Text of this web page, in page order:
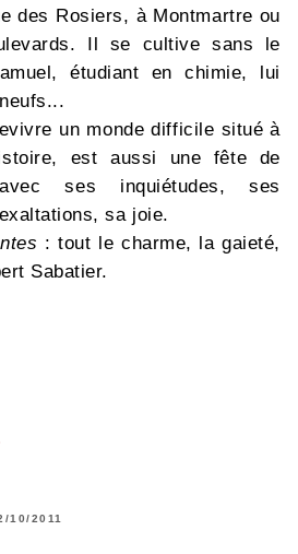
des Rosiers, à Montmartre ou
Il se cultive sans le
étudiant en chimie, lui
un monde difficile situé à
est aussi une fête de
ses inquiétudes, ses
sa joie.
: tout le charme, la gaieté,
Sabatier.
10/2011